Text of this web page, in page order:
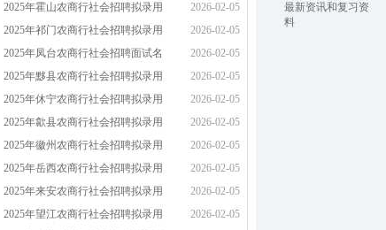
2025年霍山农商行社会招聘拟录用
2026-02-05
2025年祁门农商行社会招聘拟录用
2026-02-05
2025年凤台农商行社会招聘面试名
2026-02-05
2025年黟县农商行社会招聘拟录用
2026-02-05
2025年休宁农商行社会招聘拟录用
2026-02-05
2025年歙县农商行社会招聘拟录用
2026-02-05
2025年徽州农商行社会招聘拟录用
2026-02-05
2025年岳西农商行社会招聘拟录用
2026-02-05
2025年来安农商行社会招聘拟录用
2026-02-05
2025年望江农商行社会招聘拟录用
2026-02-05
最新资讯和复习资
料